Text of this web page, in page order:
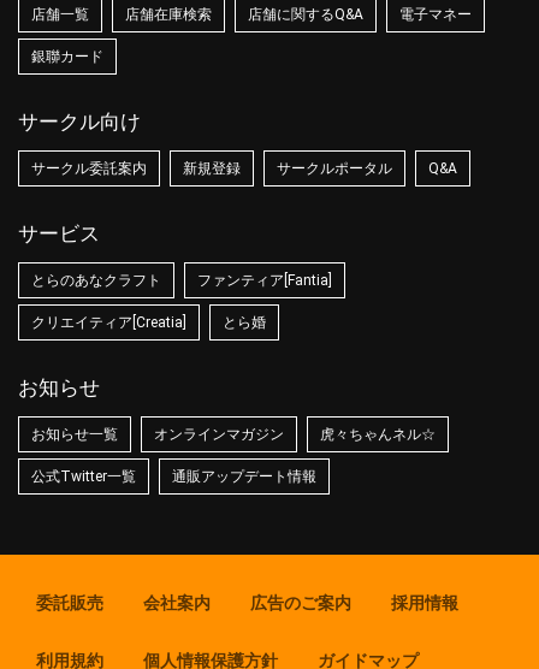
店舗一覧 店舗在庫検索 店舗に関するQ&A 電子マネー
銀聯カード
サークル向け
サークル委託案内 新規登録 サークルポータル Q&A
サービス
とらのあなクラフト ファンティア[Fantia]
クリエイティア[Creatia] とら婚
お知らせ
お知らせ一覧 オンラインマガジン 虎々ちゃんネル☆
公式Twitter一覧 通販アップデート情報
委託販売 会社案内 広告のご案内 採用情報
利用規約 個人情報保護方針 ガイドマップ